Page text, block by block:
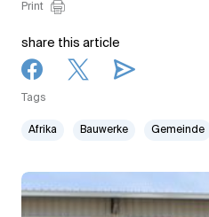
Print
share this article
Tags
Afrika Bauwerke Gemeinde